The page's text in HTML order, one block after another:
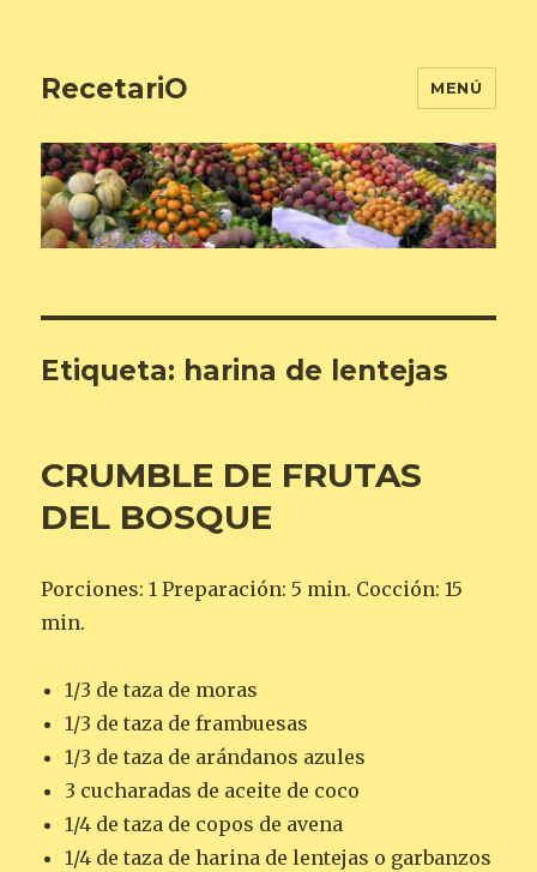
RecetariO MENÚ
Etiqueta: harina de lentejas
CRUMBLE DE FRUTAS
DEL BOSQUE
Porciones: 1 Preparación: 5 min. Cocción: 15
min.
1/3 de taza de moras
1/3 de taza de frambuesas
1/3 de taza de arándanos azules
3 cucharadas de aceite de coco
1/4 de taza de copos de avena
1/4 de taza de harina de lentejas o garbanzos